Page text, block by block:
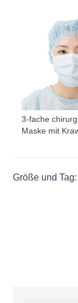
3-fache
Maske mit
Größe und Tag: